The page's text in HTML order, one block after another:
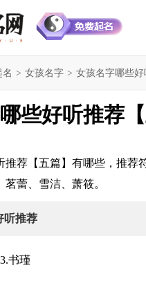
名 > 女孩名字 > 女孩名字哪些
些好听推荐【
推荐【五篇】有哪些，推荐
蕾、雪洁、萧筱。
听推荐
书瑾